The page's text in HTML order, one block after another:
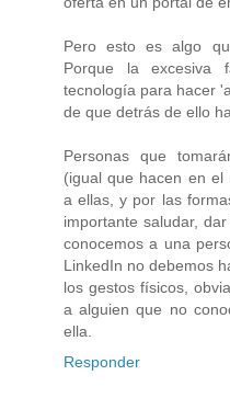
Pero esto es algo
Porque la excesiva
tecnología para hacer
de que detrás de ello
Personas que
(igual que hacen en
a ellas, y por las
importante saludar,
conocemos a una
LinkedIn no debemos
los gestos físicos,
a alguien que no
ella.
Responder